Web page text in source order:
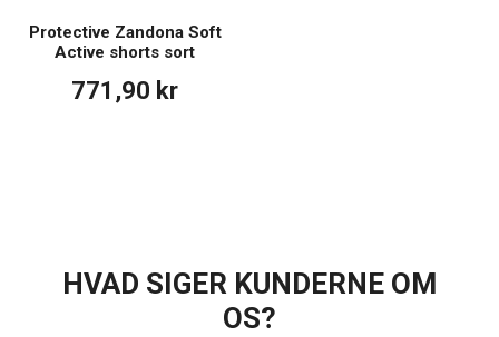
Protective Zandona Soft
Active shorts sort
771,90 kr
HVAD SIGER KUNDERNE OM
OS?